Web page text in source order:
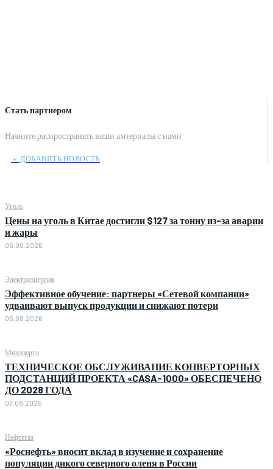
Стать партнером
Начните распространять ваши амтериалы с нами
﹢ ДОБАВИТЬ НОВОСТЬ
Уголь
Цены на уголь в Китае достигли $127 за тонну из-за аварии
и жары
06.08.2026
Электроэнергия
Эффективное обучение: партнеры «Сетевой компании»
удваивают выпуск продукции и снижают потери
05.08.2026
Минэнерго
ТЕХНИЧЕСКОЕ ОБСЛУЖИВАНИЕ КОНВЕРТОРНЫХ
ПОДСТАНЦИЙ ПРОЕКТА «CASA-1000» ОБЕСПЕЧЕНО
ДО 2028 ГОДА
03.08.2026
Нефтегаз
«Роснефть» вносит вклад в изучение и сохранение
популяции дикого северного оленя в России